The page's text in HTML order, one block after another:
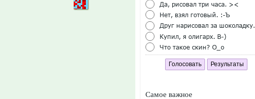
Да, рисовал три часа. ><
Нет, взял готовый. :-Ъ
Друг нарисовал за шоколадку.
Купил, я олигарх. B-)
Что такое скин? O_o
Голосовать Результаты
Самое важное